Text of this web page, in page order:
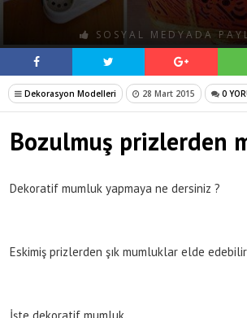
SOSYAL MEDYADA
Dekorasyon Modelleri 28 Mart 2015 0
Bozulmuş prizlerden
Dekoratif mumluk yapmaya ne dersiniz ?
Eskimiş prizlerden şık mumluklar elde